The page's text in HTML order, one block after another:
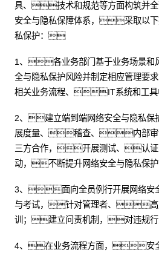
具、技术和规范等方面构筑并全
安全与隐私保障体系，采取以下
私保护：
1、各业务部门基于业务场景和
全与隐私保护风险并制定相应管理要
相关业务流程、IT系统和工
2、建立端到端网络安全与隐私
展度量、稽查、内部审
三方合作，开展测试、认
动，不断提升网络安全与隐私
3、面向全员例行开展网络安
与考试，针对管理者、高
训；建立问责机制，对违规
4、在业务流程方面，安全